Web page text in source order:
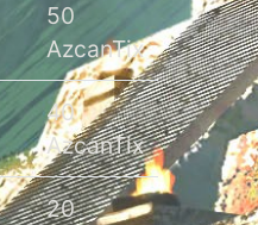
50
AzcanTix
40
AzcanTix
20